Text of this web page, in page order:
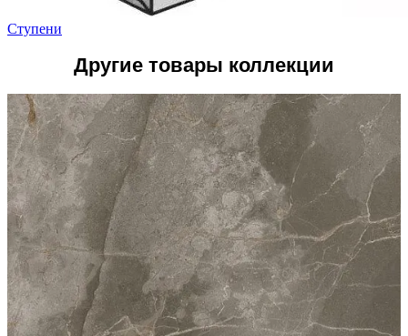
Ступени
Другие товары коллекции